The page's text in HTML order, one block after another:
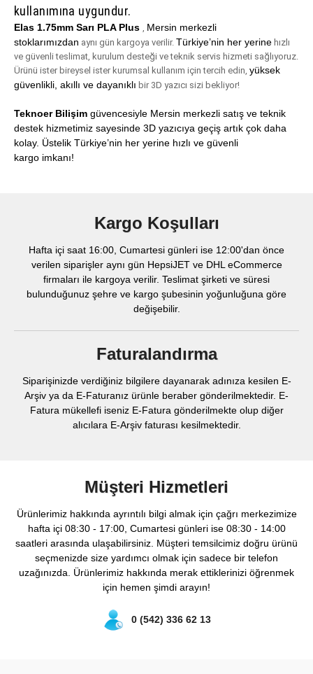
kullanımına uygundur.
Elas 1.75mm Sarı PLA Plus , Mersin merkezli
stoklarımızdan aynı gün kargoya verilir. Türkiye’nin her yerine hızlı
ve güvenli teslimat, kurulum desteği ve teknik servis hizmeti sağlıyoruz.
Ürünü ister bireysel ister kurumsal kullanım için tercih edin, yüksek
güvenlikli, akıllı ve dayanıklı bir 3D yazıcı sizi bekliyor!
Teknoer Bilişim güvencesiyle Mersin merkezli satış ve teknik
destek hizmetimiz sayesinde 3D yazıcıya geçiş artık çok daha
kolay. Üstelik Türkiye’nin her yerine hızlı ve güvenli
kargo imkanı!
Kargo Koşulları
Hafta içi saat 16:00, Cumartesi günleri ise 12:00'dan önce
verilen siparişler aynı gün HepsiJET ve DHL eCommerce
firmaları ile kargoya verilir. Teslimat şirketi ve süresi
bulunduğunuz şehre ve kargo şubesinin yoğunluğuna göre
değişebilir.
Faturalandırma
Siparişinizde verdiğiniz bilgilere dayanarak adınıza kesilen E-
Arşiv ya da E-Faturanız ürünle beraber gönderilmektedir. E-
Fatura mükellefi iseniz E-Fatura gönderilmekte olup diğer
alıcılara E-Arşiv faturası kesilmektedir.
Müşteri Hizmetleri
Ürünlerimiz hakkında ayrıntılı bilgi almak için çağrı merkezimize
hafta içi 08:30 - 17:00, Cumartesi günleri ise 08:30 - 14:00
saatleri arasında ulaşabilirsiniz. Müşteri temsilcimiz doğru ürünü
seçmenizde size yardımcı olmak için sadece bir telefon
uzağınızda. Ürünlerimiz hakkında merak ettiklerinizi öğrenmek
için hemen şimdi arayın!
0 (542) 336 62 13